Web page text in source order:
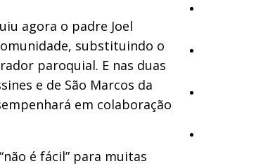
agora o padre Joel
substituindo o
paroquial. E nas duas
e de São Marcos da
em colaboração
é fácil” para muitas